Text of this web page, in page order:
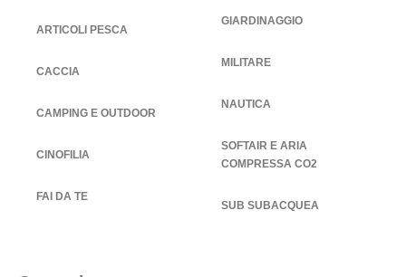
ARTICOLI PESCA
CACCIA
CAMPING E OUTDOOR
CINOFILIA
FAI DA TE
GIARDINAGGIO
MILITARE
NAUTICA
SOFTAIR E ARIA
COMPRESSA CO2
SUB SUBACQUEA